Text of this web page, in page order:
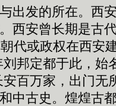
出发的所在。西
西安曾长期是古
代或政权在西安
邦定都于此，始
百万家，出门无
中古史。煌煌古